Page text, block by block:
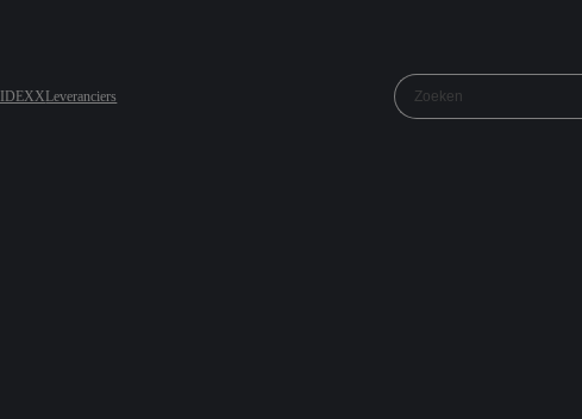
IDEXXLeveranciers